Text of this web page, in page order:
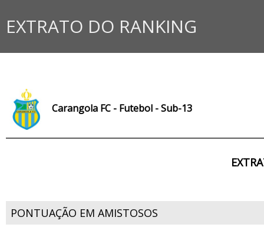
EXTRATO DO RANKING
Carangola FC - Futebol - Sub-13
PONTUAÇÃO EM AMISTOSOS